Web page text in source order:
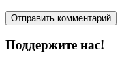
Поддержите нас!